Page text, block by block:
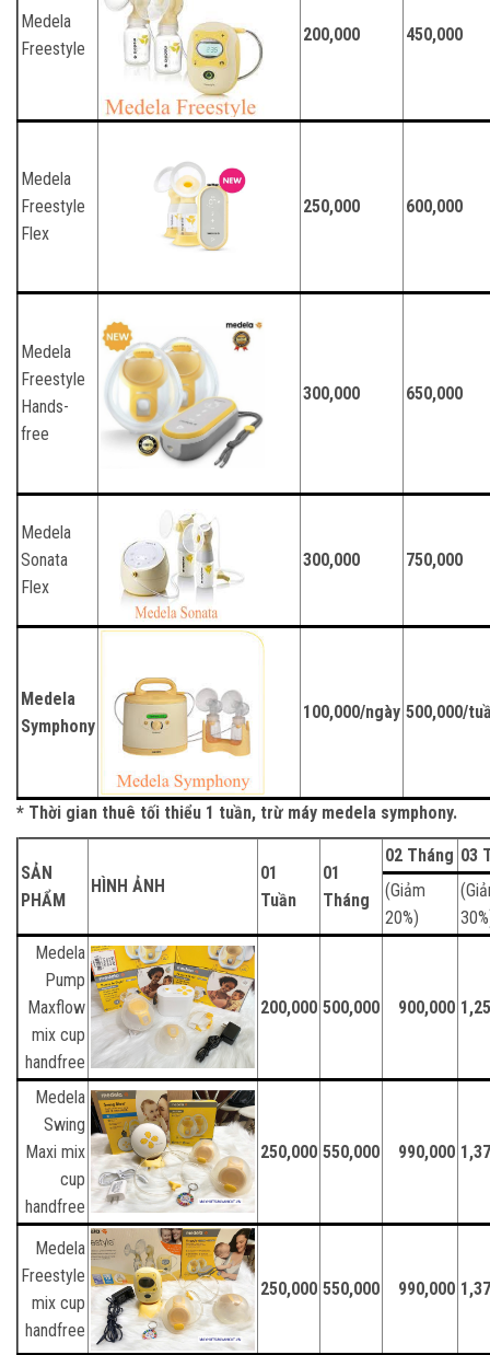
Medela
Freestyle
200,000 450,000
Medela
Freestyle
Flex
250,000 600,000
Medela
Freestyle
Hands-
free
300,000 650,000
Medela
Sonata
Flex
300,000 750,000
Medela
Symphony
100,000/ngày 500,000/
* Thời gian thuê tối thiểu 1 tuần, trừ máy medela symphony.
SẢN
PHẨM
HÌNH ẢNH
01
Tuần
01
Tháng
02 Tháng 03
(Giảm
20%)
Medela
Pump
Maxflow
mix cup
handfree
200,000 500,000 900,000
Medela
Swing
Maxi mix
cup
handfree
250,000 550,000 990,000
Medela
Freestyle
mix cup
handfree
250,000 550,000 990,000